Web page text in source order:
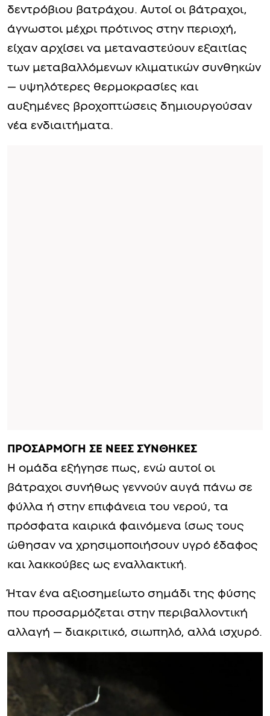
δεντρόβιου βατράχου. Αυτοί οι βάτραχοι,
άγνωστοι μέχρι πρότινος στην περιοχή,
είχαν αρχίσει να μεταναστεύουν εξαιτίας
των μεταβαλλόμενων κλιματικών συνθηκών
— υψηλότερες θερμοκρασίες και
αυξημένες βροχοπτώσεις δημιουργούσαν
νέα ενδιαιτήματα.
ΠΡΟΣΑΡΜΟΓΗ ΣΕ ΝΕΕΣ ΣΥΝΘΗΚΕΣ
Η ομάδα εξήγησε πως, ενώ αυτοί οι
βάτραχοι συνήθως γεννούν αυγά πάνω σε
φύλλα ή στην επιφάνεια του νερού, τα
πρόσφατα καιρικά φαινόμενα ίσως τους
ώθησαν να χρησιμοποιήσουν υγρό έδαφος
και λακκούβες ως εναλλακτική.
Ήταν ένα αξιοσημείωτο σημάδι της φύσης
που προσαρμόζεται στην περιβαλλοντική
αλλαγή — διακριτικό, σιωπηλό, αλλά ισχυρό.